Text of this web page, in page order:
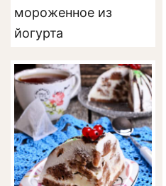
мороженное из
йогурта